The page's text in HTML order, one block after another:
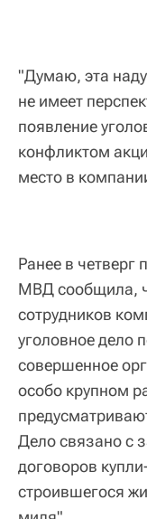
"Думаю, эта
не имеет
появление
конфликтом
место в
Ранее в четверг
МВД сообщила,
сотрудников
уголовное дело
совершенное
особо крупном
Дело связано с
договоров
строившегося